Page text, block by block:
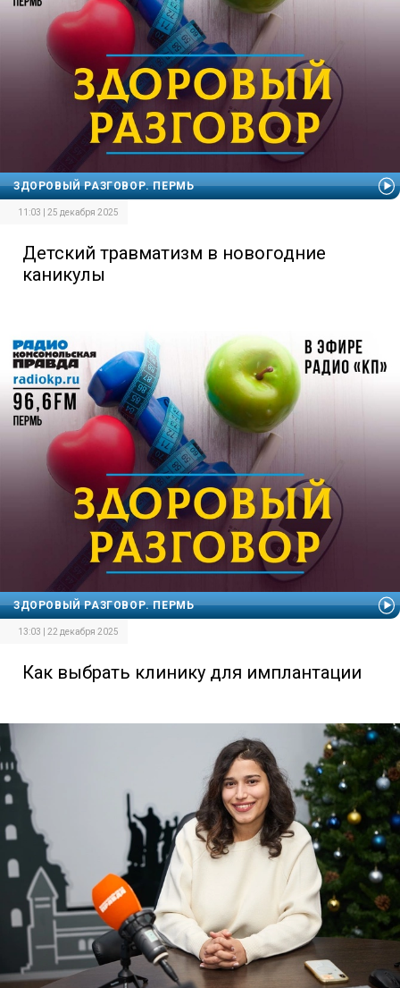
ЗДОРОВЫЙ РАЗГОВОР. ПЕРМЬ
11:03 | 25 декабря 2025
Детский травматизм в новогодние
каникулы
ЗДОРОВЫЙ РАЗГОВОР. ПЕРМЬ
13:03 | 22 декабря 2025
Как выбрать клинику для имплантации